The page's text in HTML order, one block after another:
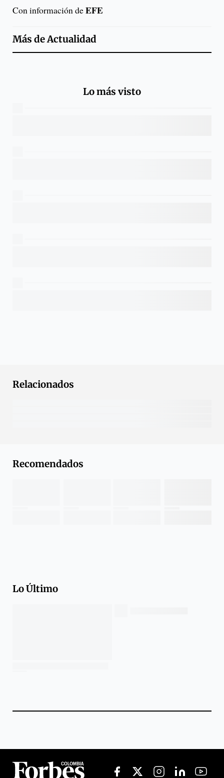
Con información deEFE
Más deActualidad
Lo más visto
Relacionados
Recomendados
Lo Último